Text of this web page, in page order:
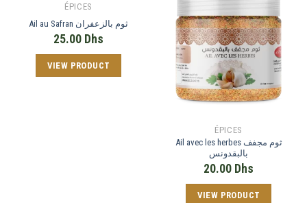
ÉPICES
Ail au Safran ثوم بالزعفران
25.00 Dhs
VIEW PRODUCT
ÉPICES
Ail avec les herbes ثوم مجفف
بالبقدونس
20.00 Dhs
VIEW PRODUCT